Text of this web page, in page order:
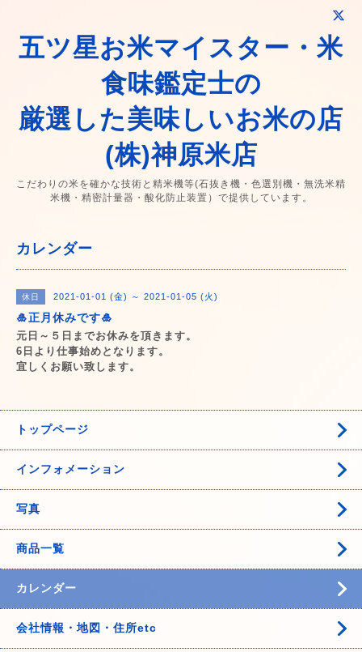
五ツ星お米マイスター・米
食味鑑定士の
厳選した美味しいお米の店
(株)神原米店
こだわりの米を確かな技術と精米機等(石抜き機・色選別機・無洗米精
米機・精密計量器・酸化防止装置）で提供しています。
カレンダー
休日 2021-01-01 (金) ～ 2021-01-05 (火)
🎍正月休みです🎍
元日～５日までお休みを頂きます。
6日より仕事始めとなります。
宜しくお願い致します。
トップページ
インフォメーション
写真
商品一覧
カレンダー
会社情報・地図・住所etc